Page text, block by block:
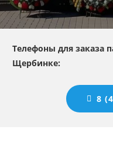
Телефоны для заказа
Щербинке:
8